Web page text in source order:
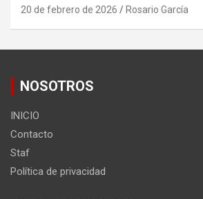
20 de febrero de 2026 Rosario García
NOSOTROS
INICIO
Contacto
Staf
Política de privacidad